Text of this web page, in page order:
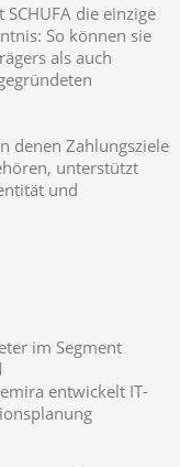
die einzige
So können sie
als auch
denen Zahlungsziele
unterstützt
und
im Segment
entwickelt IT-